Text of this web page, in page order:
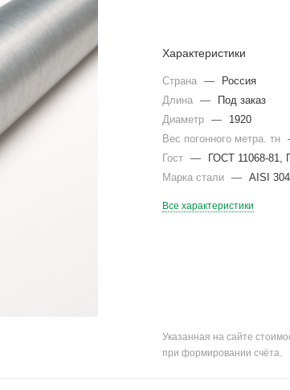
Характеристики
Страна —
Россия
Длина
—
Под заказ
Диаметр
—
1920
Вес погонного метра. тн
Гост
—
ГОСТ 11068-81,
Марка стали
— AISI
Все характеристики
Указанная на сайте
при формировании счёта.